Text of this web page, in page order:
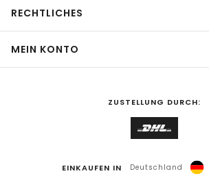
RECHTLICHES
MEIN KONTO
ZUSTELLUNG DURCH:
EINKAUFEN IN Deutschland